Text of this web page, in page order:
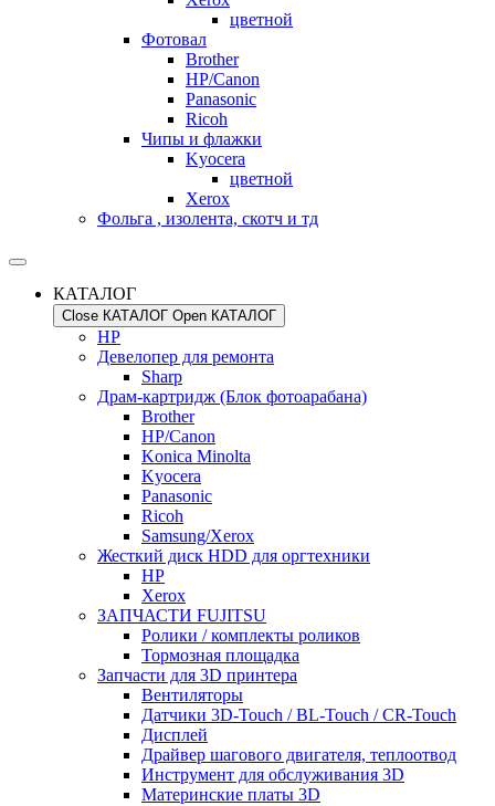
цветной
Фотовал
Brother
HP/Canon
Panasonic
Ricoh
Чипы и флажки
Kyocera
цветной
Xerox
Фольга , изолента, скотч и тд
КАТАЛОГ
Close КАТАЛОГ Open КАТАЛОГ
HP
Девелопер для ремонта
Sharp
Драм-картридж (Блок фотоарабана)
Brother
HP/Canon
Konica Minolta
Kyocera
Panasonic
Ricoh
Samsung/Xerox
Жесткий диск HDD для оргтехники
HP
Xerox
ЗАПЧАСТИ FUJITSU
Ролики / комплекты роликов
Тормозная площадка
Запчасти для 3D принтера
Вентиляторы
Датчики 3D-Touch / BL-Touch / CR-Touch
Дисплей
Драйвер шагового двигателя, теплоотвод
Инструмент для обслуживания 3D
Материнские платы 3D